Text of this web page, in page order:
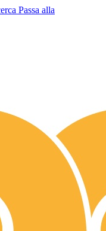
Passa alla